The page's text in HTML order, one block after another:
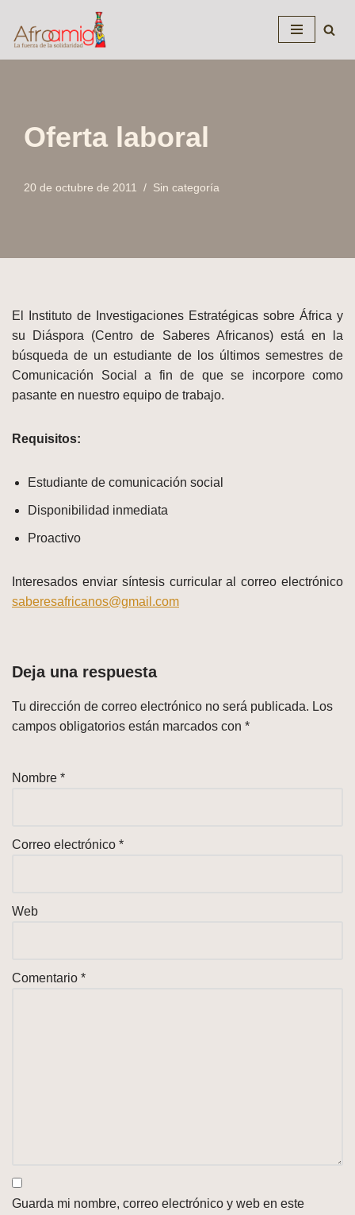
Saltar
al
Oferta laboral
20 de octubre de 2011 Sin categoría
El Instituto de Investigaciones Estratégicas sobre África y
su Diáspora (Centro de Saberes Africanos) está en la
búsqueda de un estudiante de los últimos semestres de
Comunicación Social a fin de que se incorpore como
pasante en nuestro equipo de trabajo.
Requisitos:
Estudiante de comunicación social
Disponibilidad inmediata
Proactivo
Interesados enviar síntesis curricular al correo electrónico
saberesafricanos@gmail.com
Deja una respuesta
Tu dirección de correo electrónico no será publicada. Los
campos obligatorios están marcados con *
Nombre *
Correo electrónico *
Web
Comentario *
Guarda mi nombre, correo electrónico y web en este